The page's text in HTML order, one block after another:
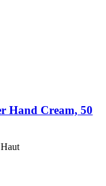
Hand Cream, 50